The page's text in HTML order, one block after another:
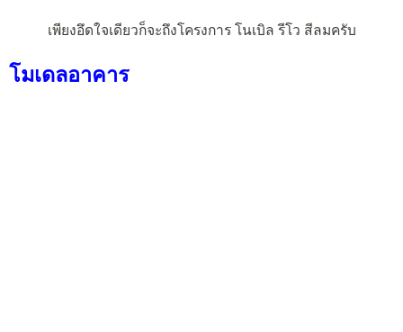
เพียงอึดใจเดียวก็จะถึงโครงการ โนเบิล รีโว สีลมครับ
โมเดลอาคาร